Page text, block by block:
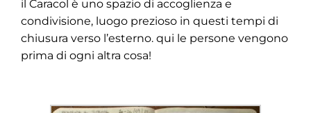
il Caracol è uno spazio di accoglienza e
condivisione, luogo prezioso in questi tempi di
chiusura verso l’esterno. qui le persone vengono
prima di ogni altra cosa!